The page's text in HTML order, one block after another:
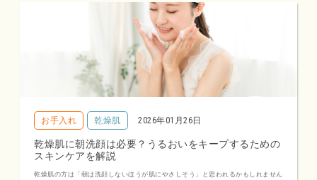
お手入れ 乾燥肌 2026年01月26日
乾燥肌に朝洗顔は必要？うるおいをキープするための
スキンケアを解説
乾燥肌の方は「朝は洗顔しないほうが肌にやさしそう」と思われるかもしれません